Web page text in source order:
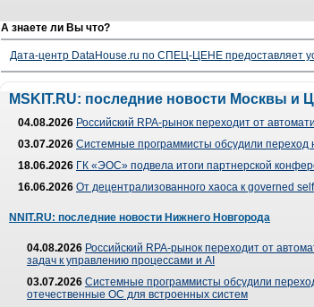
А знаете ли Вы что?
Дата-центр DataHouse.ru по СПЕЦ-ЦЕНЕ предоставляет
MSKIT.RU: последние новости Москвы и
04.08.2026 Российский RPA-рынок переходит от
03.07.2026 Системные программисты обсудили
18.06.2026 ГК «ЭОС» подвела итоги партнерской
16.06.2026 От децентрализованного хаоса к governed
NNIT.RU: последние новости Нижнего Новгорода
04.08.2026 Российский RPA-рынок переходит от
задач к управлению процессами и AI
03.07.2026 Системные программисты обсудили
отечественные ОС для встроенных систем